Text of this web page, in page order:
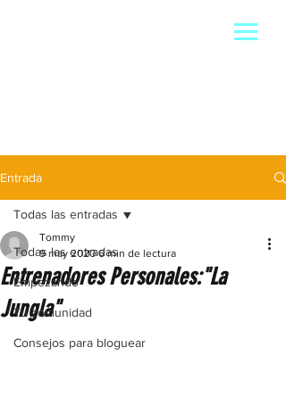
Entrada
Todas las entradas
Empezando
Tu comunidad
Consejos para bloguear
Todas las entradas
Entrenadores Personales:"La
Jungla"
Tommy
9 may 2020 6 min de lectura